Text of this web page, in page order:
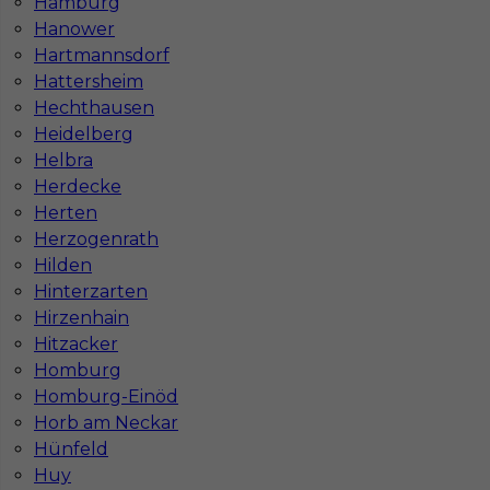
Hanower
Hartmannsdorf
Hattersheim
Hechthausen
Heidelberg
Helbra
Herdecke
Herten
Herzogenrath
Hilden
Hinterzarten
Hirzenhain
Hitzacker
Homburg
Homburg-Einöd
Horb am Neckar
Hünfeld
Huy
Praca Augsburg
Praca Hamburg
Praca Berlin
Praca Hannover
Praca Dortmund
Praca Magdeburg